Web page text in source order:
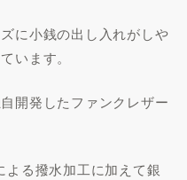
に小銭の出し入れがしや
います。
開発したファンクレザー
よる撥水加工に加えて銀